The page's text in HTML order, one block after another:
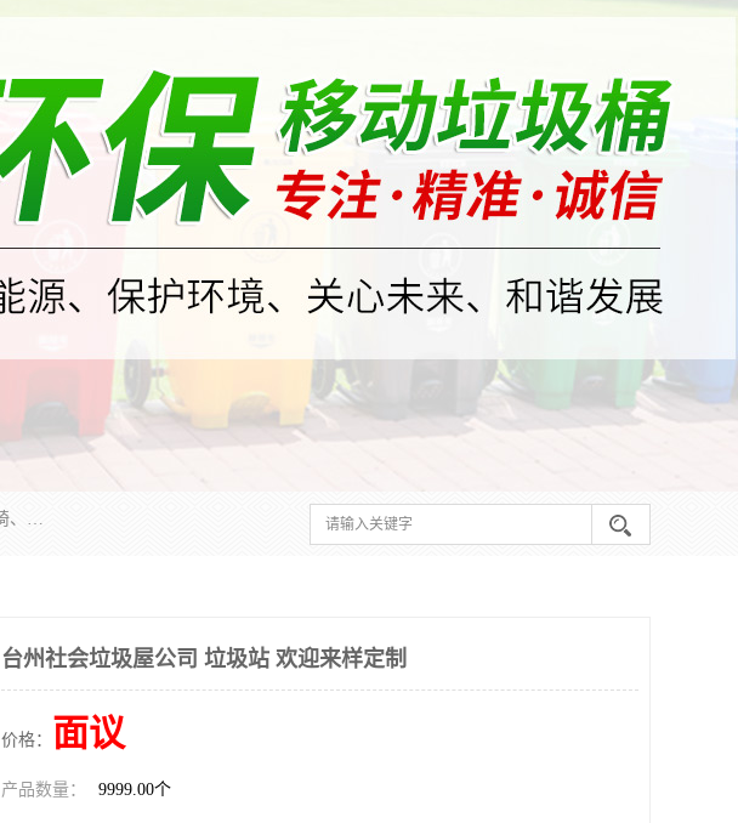
苏州多麦公共设施有限公司是一家苏州垃圾桶厂家，主营：塑料垃圾桶、分类果皮箱、户外园林椅、保安岗亭等产品厂家。全国统一热线电话：17105580222。公司组建完善的团队。设计人员，能根据客户要求，提供适合的设计方案，来满足客户的需求。
台州社会垃圾屋公司 垃圾站 欢迎来样定制
价格： 面议
产品数量： 9999.00个